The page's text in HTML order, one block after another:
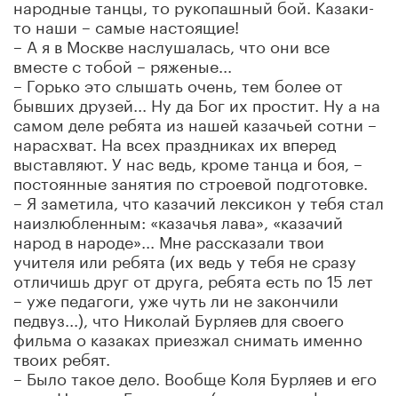
народные танцы, то рукопашный бой. Казаки-
то наши – самые настоящие!
– А я в Москве наслушалась, что они все
вместе с тобой – ряженые...
– Горько это слышать очень, тем более от
бывших друзей... Ну да Бог их простит. Ну а на
самом деле ребята из нашей казачьей сотни –
нарасхват. На всех праздниках их вперед
выставляют. У нас ведь, кроме танца и боя, –
постоянные занятия по строевой подготовке.
– Я заметила, что казачий лексикон у тебя стал
наизлюбленным: «казачья лава», «казачий
народ в народе»... Мне рассказали твои
учителя или ребята (их ведь у тебя не сразу
отличишь друг от друга, ребята есть по 15 лет
– уже педагоги, уже чуть ли не закончили
педвуз...), что Николай Бурляев для своего
фильма о казаках приезжал снимать именно
твоих ребят.
– Было такое дело. Вообще Коля Бурляев и его